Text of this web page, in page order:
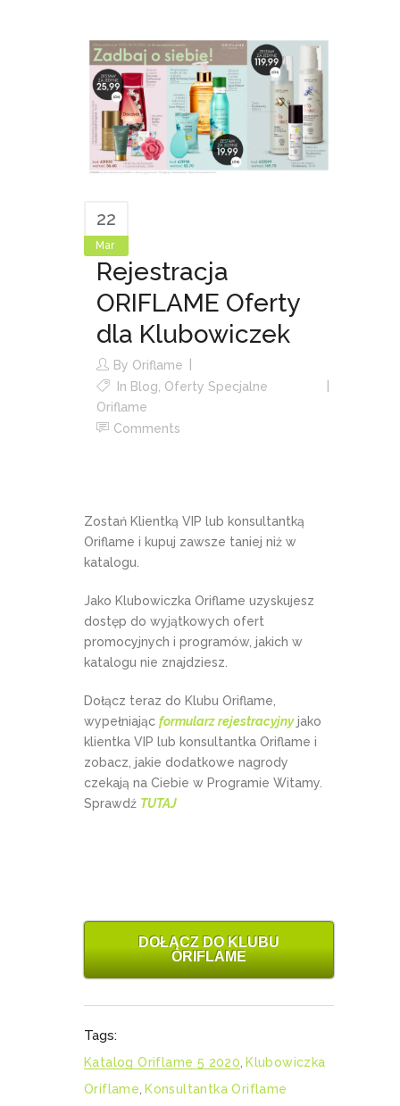
22
Mar
Rejestracja
ORIFLAME Oferty
dla Klubowiczek
By Oriflame
In Blog Oferty Specjalne
Oriflame
Comments
Zostań Klientką VIP lub konsultantką
Oriflame i kupuj zawsze taniej niż w
katalogu.
Jako Klubowiczka Oriflame uzyskujesz
dostęp do wyjątkowych ofert
promocyjnych i programów, jakich w
katalogu nie znajdziesz.
Dołącz teraz do Klubu Oriflame,
wypełniając formularz rejestracyjnyjako
klientka VIP lub konsultantka Oriflame i
zobacz, jakie dodatkowe nagrody
czekają na Ciebie w Programie Witamy.
Sprawdź TUTAJ
DOŁĄCZ DO KLUBU
ORIFLAME
Tags:
Katalog Oriflame 5 2020 Klubowiczka
Oriflame Konsultantka Oriflame